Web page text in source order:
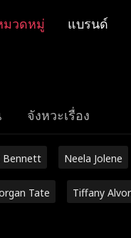
มวดหมู่ แบรนด์
จังหวะเรื่อง
Bennett Neela Jolene
Tate Tiffany